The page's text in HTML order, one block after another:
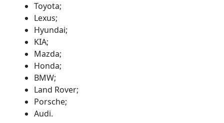
Toyota;
Lexus;
Hyundai;
KIA;
Mazda;
Honda;
BMW;
Land Rover;
Porsche;
Audi.